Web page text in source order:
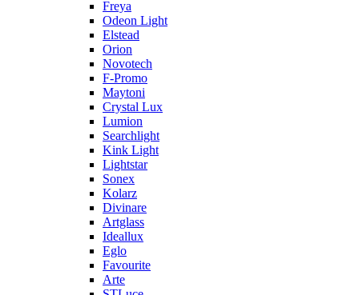
Freya
Odeon Light
Elstead
Orion
Novotech
F-Promo
Maytoni
Crystal Lux
Lumion
Searchlight
Kink Light
Lightstar
Sonex
Kolarz
Divinare
Artglass
Ideallux
Eglo
Favourite
Arte